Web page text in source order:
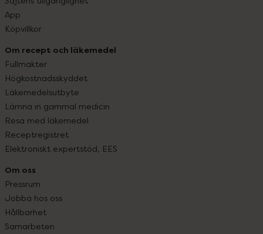
App
Köpvillkor
Om recept och läkemedel
Fullmakter
Högkostnadsskyddet
Läkemedelsutbyte
Lämna in gammal medicin
Resa med läkemedel
Receptregistret
Elektroniskt expertstöd, EES
Om oss
Pressrum
Jobba hos oss
Hållbarhet
Samarbeten